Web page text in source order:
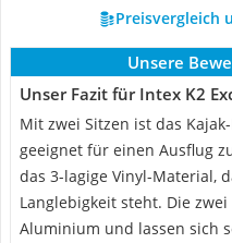
Preisvergleich
Unsere
Unser Fazit für Intex K2
Mit zwei Sitzen ist das
geeignet für einen Ausflug
das 3-lagige Vinyl-Material,
Langlebigkeit steht. Die
Aluminium und lassen sich